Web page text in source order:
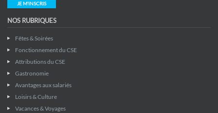
JE M'INSCRIS
NOS RUBRIQUES
Fêtes & Soirées
Fonctionnement du CSE
Attributions du CSE
Gastronomie
Avantages aux salariés
Loisirs & Culture
Vacances & Voyages